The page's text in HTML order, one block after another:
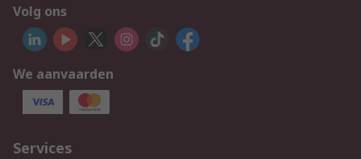
Volg ons
We aanvaarden
Services